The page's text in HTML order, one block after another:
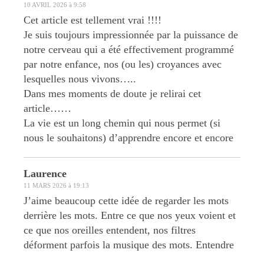
10 AVRIL 2026 à 9:58
Cet article est tellement vrai !!!!
Je suis toujours impressionnée par la puissance de
notre cerveau qui a été effectivement programmé
par notre enfance, nos (ou les) croyances avec
lesquelles nous vivons…..
Dans mes moments de doute je relirai cet
article……
La vie est un long chemin qui nous permet (si
nous le souhaitons) d’apprendre encore et encore
Laurence
11 MARS 2026 à 19:13
J’aime beaucoup cette idée de regarder les mots
derrière les mots. Entre ce que nos yeux voient et
ce que nos oreilles entendent, nos filtres
déforment parfois la musique des mots. Entendre